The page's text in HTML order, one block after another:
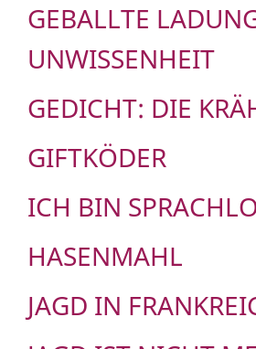
GEBALLTE
UNWISSENHEIT
GEDICHT: DIE
GIFTKÖDER
ICH BIN
HASENMAHL
JAGD IN